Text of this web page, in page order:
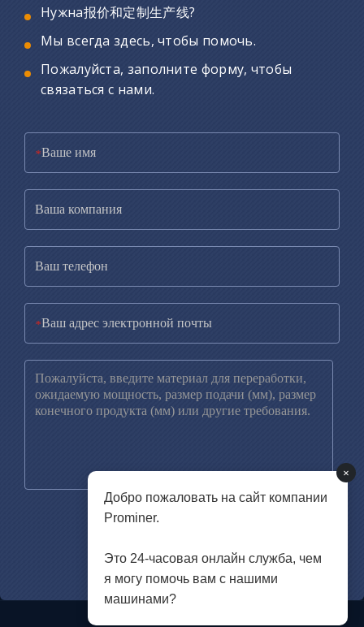
Нужна报价和定制生产线?
Мы всегда здесь, чтобы помочь.
Пожалуйста, заполните форму, чтобы
связаться с нами.
*
*
×
Добро пожаловать на сайт компании
Prominer.
Это 24-часовая онлайн служба, чем
я могу помочь вам с нашими
машинами?